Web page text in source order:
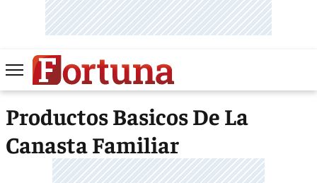
Productos Basicos De La
Canasta Familiar